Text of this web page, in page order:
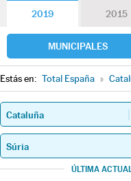
2019 2015
MUNICIPALES
Estás en: Total España »
ÚLTIMA